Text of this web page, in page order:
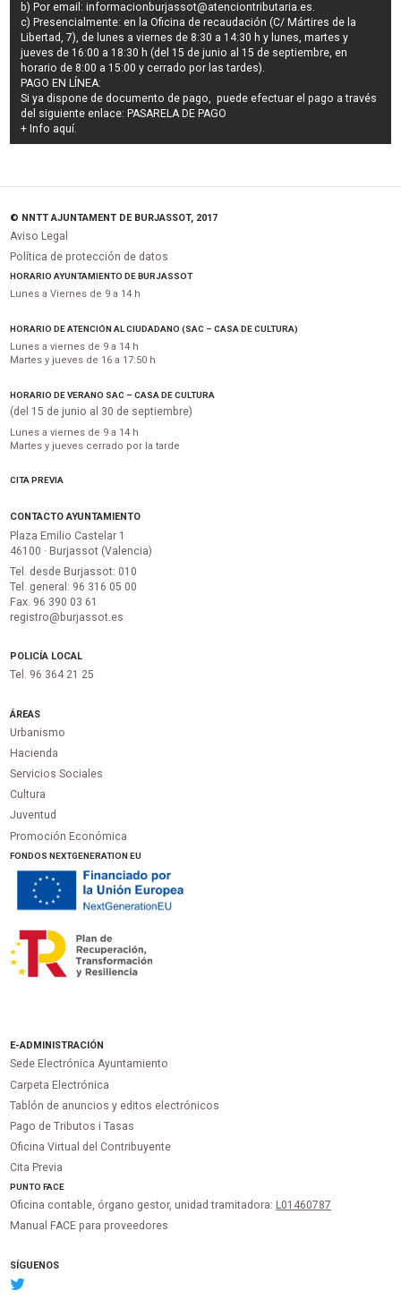
b) Por email:informacionburjassot@atenciontributaria.es.
c) Presencialmente: en la Oficina de recaudación (C/ Mártires de la
Libertad, 7), de lunes a viernes de 8:30 a 14:30 h y lunes, martes y
jueves de 16:00 a 18:30 h (del 15 de junio al 15 de septiembre, en
horario de 8:00 a 15:00 y cerrado por las tardes).
PAGO EN LÍNEA:
Si ya dispone de documento de pago, puede efectuar el pago a través
del siguiente enlace: PASARELA DE PAGO
+ Info aquí.
© NNTT AJUNTAMENT DE BURJASSOT, 2017
Aviso Legal
Política de protección de datos
HORARIO AYUNTAMIENTO DE BURJASSOT
Lunes a Viernes de 9 a 14 h
HORARIO DE ATENCIÓN AL CIUDADANO (SAC – CASA DE CULTURA)
Lunes a viernes de 9 a 14 h
Martes y jueves de 16 a 17:50 h
HORARIO DE VERANO SAC – CASA DE CULTURA
(del 15 de junio al 30 de septiembre)
Lunes a viernes de 9 a 14 h
Martes y jueves cerrado por la tarde
CITA PREVIA
CONTACTO AYUNTAMIENTO
Plaza Emilio Castelar 1
46100 · Burjassot (Valencia)
Tel. desde Burjassot: 010
Tel. general: 96 316 05 00
Fax. 96 390 03 61
registro@burjassot.es
POLICÍA LOCAL
Tel. 96 364 21 25
ÁREAS
Urbanismo
Hacienda
Servicios Sociales
Cultura
Juventud
Promoción Económica
FONDOS NEXTGENERATION EU
E-ADMINISTRACIÓN
Sede Electrónica Ayuntamiento
Carpeta Electrónica
Tablón de anuncios y editos electrónicos
Pago de Tributos i Tasas
Oficina Virtual del Contribuyente
Cita Previa
PUNTOFACE
Oficina contable, órgano gestor, unidad tramitadora: L01460787
Manual FACE para proveedores
SÍGUENOS